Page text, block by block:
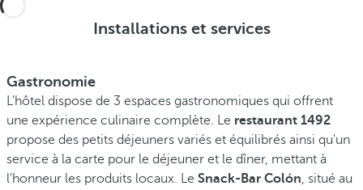
Installations et services
Gastronomie
L'hôtel dispose de 3 espaces gastronomiques qui offrent
une expérience culinaire complète. Le restaurant 1492
propose des petits déjeuners variés et équilibrés ainsi qu'un
service à la carte pour le déjeuner et le dîner, mettant à
l'honneur les produits locaux. Le Snack-Bar Colón, situé au